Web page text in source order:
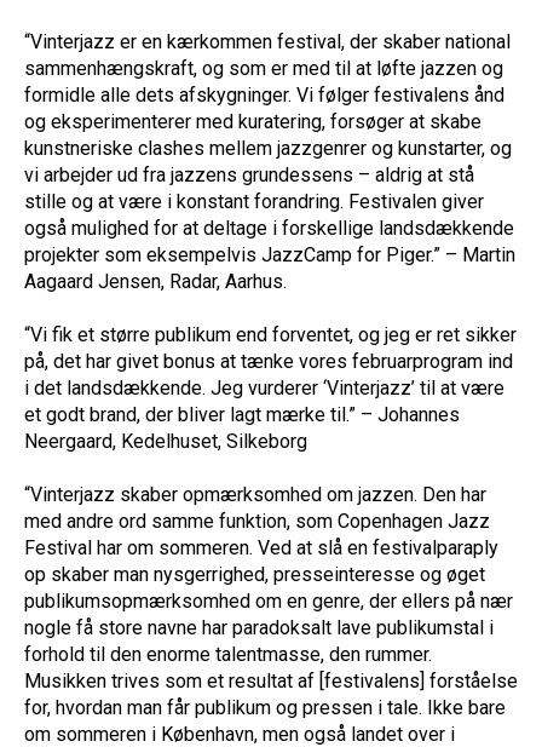
“Vinterjazz er en kærkommen festival, der skaber national
sammenhængskraft, og som er med til at løfte jazzen og
formidle alle dets afskygninger. Vi følger festivalens ånd
og eksperimenterer med kuratering, forsøger at skabe
kunstneriske clashes mellem jazzgenrer og kunstarter, og
vi arbejder ud fra jazzens grundessens – aldrig at stå
stille og at være i konstant forandring. Festivalen giver
også mulighed for at deltage i forskellige landsdækkende
projekter som eksempelvis JazzCamp for Piger.” – Martin
Aagaard Jensen, Radar, Aarhus.
“Vi fik et større publikum end forventet, og jeg er ret sikker
på, det har givet bonus at tænke vores februarprogram ind
i det landsdækkende. Jeg vurderer ‘Vinterjazz’ til at være
et godt brand, der bliver lagt mærke til.” – Johannes
Neergaard, Kedelhuset, Silkeborg
“Vinterjazz skaber opmærksomhed om jazzen. Den har
med andre ord samme funktion, som Copenhagen Jazz
Festival har om sommeren. Ved at slå en festivalparaply
op skaber man nysgerrighed, presseinteresse og øget
publikumsopmærksomhed om en genre, der ellers på nær
nogle få store navne har paradoksalt lave publikumstal i
forhold til den enorme talentmasse, den rummer.
Musikken trives som et resultat af [festivalens] forståelse
for, hvordan man får publikum og pressen i tale. Ikke bare
om sommeren i København, men også landet over i